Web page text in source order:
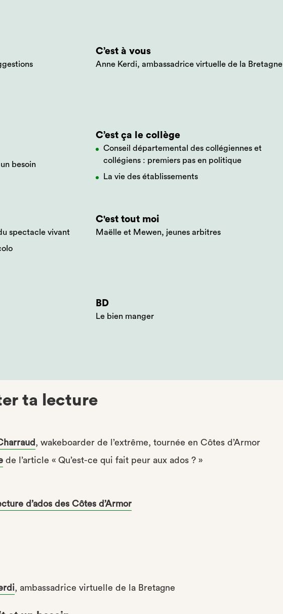
C’est à vous
Anne Kerdi, ambassadrice virtuelle de la Bretagne
besoin
C’est ça le collège
Conseil départemental des collégiennes et
collégiens : premiers pas en politique
La vie des établissements
spectacle vivant
C'est tout moi
Maëlle et Mewen, jeunes arbitres
BD
Le bien manger
ta lecture
, wakeboarder de l’extrême, tournée en Côtes d’Armor
de l’article « Qu’est-ce qui fait peur aux ados ? »
d’ados des Côtes d’Armor
, ambassadrice virtuelle de la Bretagne